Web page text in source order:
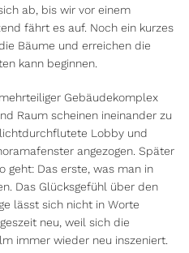
ab, bis wir vor einem
fährt es auf. Noch ein kurzes
Bäume und erreichen die
kann beginnen.
Gebäudekomplex
Raum scheinen ineinander zu
Lobby und
angezogen. Später
geht: Das erste, was man in
Das Glücksgefühl über den
lässt sich nicht in Worte
neu, weil sich die
immer wieder neu inszeniert.